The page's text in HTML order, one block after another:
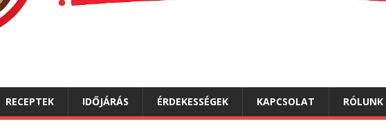
RECEPTEK IDŐJÁRÁS ÉRDEKESSÉGEK KAPCSOLAT RÓLUNK